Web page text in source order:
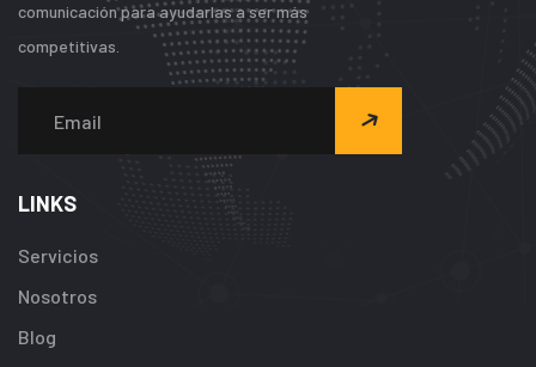
comunicación para ayudarlas a ser más
competitivas.
LINKS
Servicios
Nosotros
Blog